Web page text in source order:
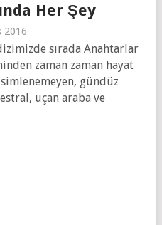
Her Şey
2016
sırada Anahtarlar
zaman zaman hayat
gündüz
uçan araba ve